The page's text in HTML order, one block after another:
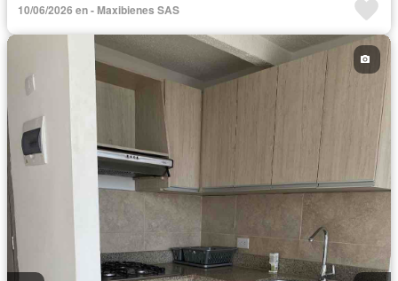
10/06/2026 en - Maxibienes SAS